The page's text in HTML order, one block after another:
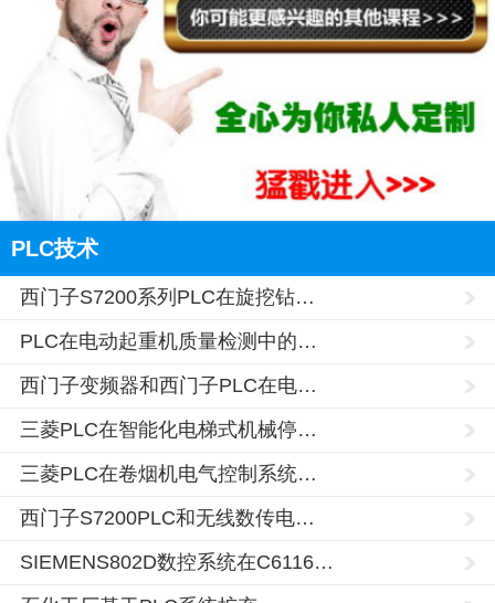
PLC技术
西门子S7200系列PLC在旋挖钻…
PLC在电动起重机质量检测中的…
西门子变频器和西门子PLC在电…
三菱PLC在智能化电梯式机械停…
三菱PLC在卷烟机电气控制系统…
西门子S7200PLC和无线数传电…
SIEMENS802D数控系统在C6116…